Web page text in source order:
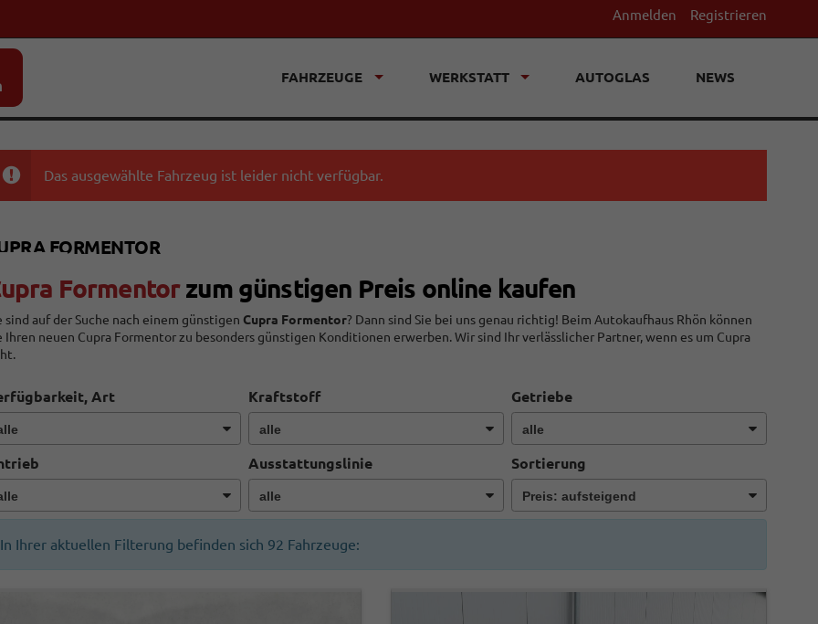
Anmelden Registrieren
FAHRZEUGE WERKSTATT AUTOGLAS NEWS
Das ausgewählte Fahrzeug ist leider nicht verfügbar.
FORMENTOR
Formentorzum günstigen Preis online kaufen
sind auf der Suche nach einem günstigen Cupra Formentor? Dann sind Sie bei uns genau richtig! Beim Autokaufhaus Rhön können
Ihren neuen Cupra Formentor zu besonders günstigen Konditionen erwerben. Wir sind Ihr verlässlicher Partner, wenn es um Cupra
Art Kraftstoff Getriebe
Ausstattungslinie Sortierung
In Ihrer aktuellen Filterung befinden sich 92 Fahrzeuge: